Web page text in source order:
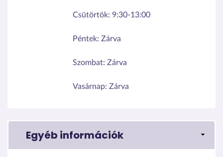
Csütörtök: 9:30-13:00
Péntek: Zárva
Szombat: Zárva
Vasárnap: Zárva
Egyéb információk